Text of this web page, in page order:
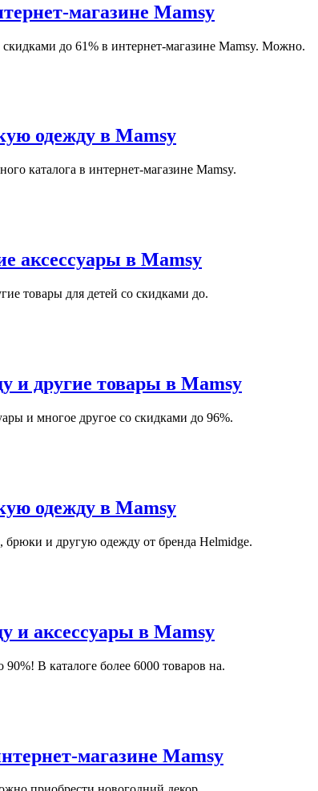
магазине Mamsy
до 61% в интернет-магазине Mamsy. Можно.
одежду в Mamsy
каталога в интернет-магазине Mamsy.
аксессуары в Mamsy
товары для детей со скидками до.
и другие товары в Mamsy
и многое другое со скидками до 96%.
одежду в Mamsy
брюки и другую одежду от бренда Helmidge.
и аксессуары в Mamsy
В каталоге более 6000 товаров на.
магазине Mamsy